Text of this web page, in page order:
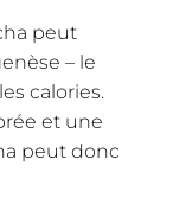
peut
– le
calories.
et une
peut donc